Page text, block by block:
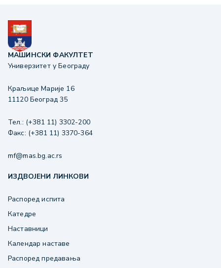
МАШИНСКИ ФАКУЛТЕТ
Универзитет у Београду
Краљице Марије 16
11120 Београд 35
Тел.: (+381 11) 3302-200
Факс: (+381 11) 3370-364
mf@mas.bg.ac.rs
ИЗДВОЈЕНИ ЛИНКОВИ
Распоред испита
Катедре
Наставници
Календар наставе
Распоред предавања